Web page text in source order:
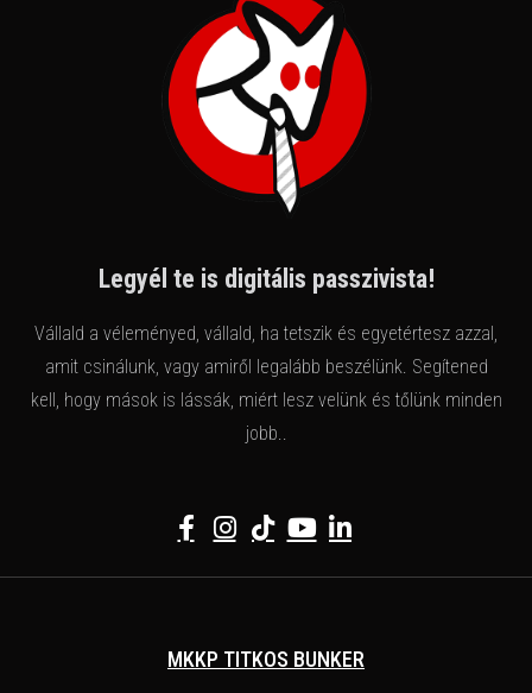
Legyél te is digitális passzivista!
Vállald a véleményed, vállald, ha tetszik és egyetértesz azzal,
amit csinálunk, vagy amiről legalább beszélünk. Segítened
kell, hogy mások is lássák, miért lesz velünk és tőlünk minden
jobb..
MKKP TITKOS BUNKER